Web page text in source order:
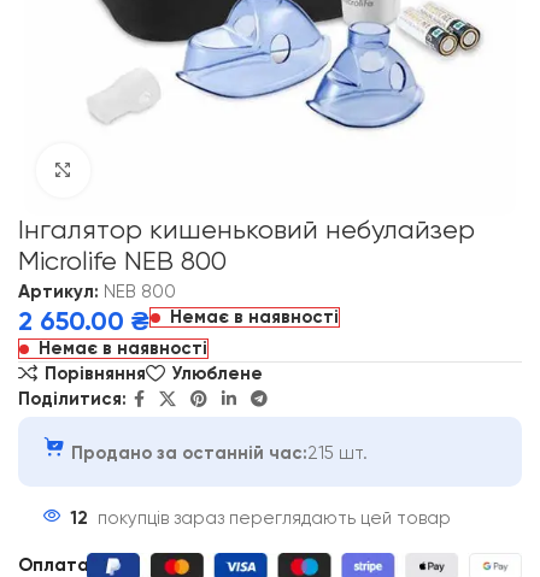
Інгалятор кишеньковий небулайзер
Microlife NEB 800
Артикул: NEB 800
2 650.00 ₴
Немає в наявності
Немає в наявності
Порівняння
Улюблене
Поділитися:
Продано за останній час:215 шт.
12 покупців зараз переглядають цей товар
Оплата